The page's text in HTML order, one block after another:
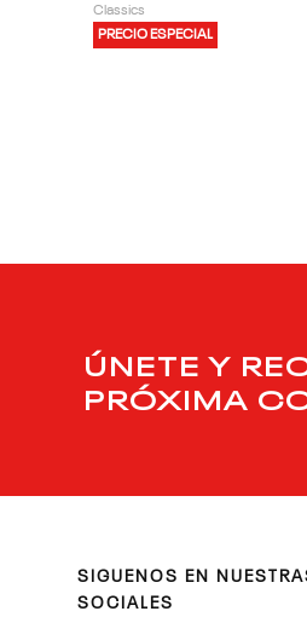
Classics
PRECIO ESPECIAL
ÚNETE Y
PRÓXIMA
SIGUENOS EN
SOCIALES